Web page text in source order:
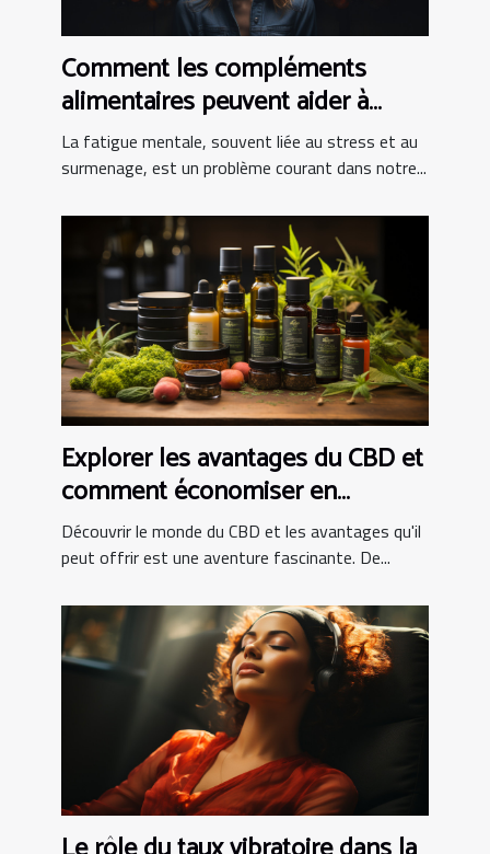
Comment les compléments
alimentaires peuvent aider à
combattre la fatigue mentale
La fatigue mentale, souvent liée au stress et au
surmenage, est un problème courant dans notre...
Explorer les avantages du CBD et
comment économiser en
achetant en ligne
Découvrir le monde du CBD et les avantages qu'il
peut offrir est une aventure fascinante. De...